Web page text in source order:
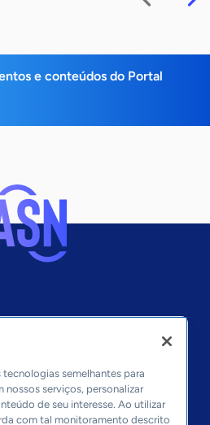
e conteúdos do Portal
semelhantes para
nossos serviços, personalizar
de seu interesse. Ao utilizar
com tal monitoramento descrito